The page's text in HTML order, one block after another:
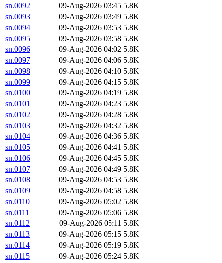
sn.0092
09-Aug-2026 03:45 5.8K
sn.0093
09-Aug-2026 03:49 5.8K
sn.0094
09-Aug-2026 03:53 5.8K
sn.0095
09-Aug-2026 03:58 5.8K
sn.0096
09-Aug-2026 04:02 5.8K
sn.0097
09-Aug-2026 04:06 5.8K
sn.0098
09-Aug-2026 04:10 5.8K
sn.0099
09-Aug-2026 04:15 5.8K
sn.0100
09-Aug-2026 04:19 5.8K
sn.0101
09-Aug-2026 04:23 5.8K
sn.0102
09-Aug-2026 04:28 5.8K
sn.0103
09-Aug-2026 04:32 5.8K
sn.0104
09-Aug-2026 04:36 5.8K
sn.0105
09-Aug-2026 04:41 5.8K
sn.0106
09-Aug-2026 04:45 5.8K
sn.0107
09-Aug-2026 04:49 5.8K
sn.0108
09-Aug-2026 04:53 5.8K
sn.0109
09-Aug-2026 04:58 5.8K
sn.0110
09-Aug-2026 05:02 5.8K
sn.0111
09-Aug-2026 05:06 5.8K
sn.0112
09-Aug-2026 05:11 5.8K
sn.0113
09-Aug-2026 05:15 5.8K
sn.0114
09-Aug-2026 05:19 5.8K
sn.0115
09-Aug-2026 05:24 5.8K